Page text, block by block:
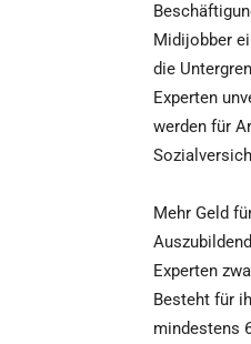
Midijobber
die
Experten
werden für
Mehr Geld
Experten
Besteht für
mindestens